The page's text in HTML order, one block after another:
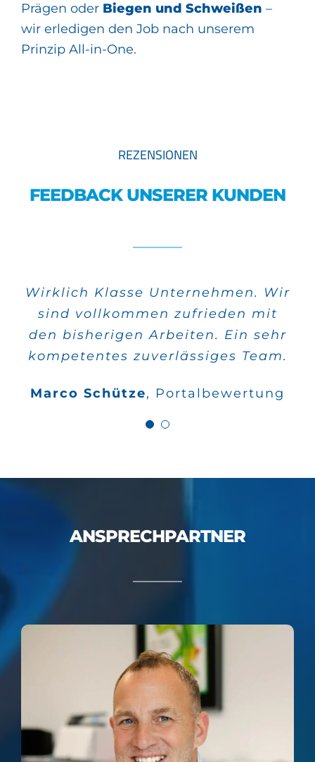
Prägen oder Biegen und Schweißen –
wir erledigen den Job nach unserem
Prinzip All-in-One.
REZENSIONEN
FEEDBACK UNSERER KUNDEN
Wirklich Klasse Unternehmen. Wir
sind vollkommen zufrieden mit
den bisherigen Arbeiten. Ein sehr
kompetentes zuverlässiges Team.
Marco Schütze, Portalbewertung
Alle meine Aufträge wurden sehr
schnell verwirklicht und die
Qualität stimmt auch.
Wilfried Kahle
Google
ANSPRECHPARTNER